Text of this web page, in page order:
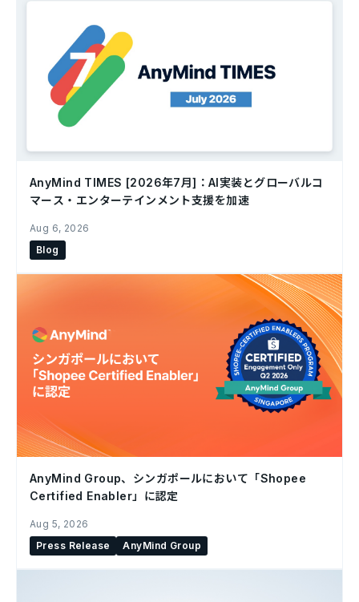
AnyMind TIMES [2026年7月]：AI実装とグローバルコ
マース・エンターテインメント支援を加速
Aug 6, 2026
Blog
AnyMind Group、シンガポールにおいて「Shopee
Certified Enabler」に認定
Aug 5, 2026
Press Release
AnyMind Group